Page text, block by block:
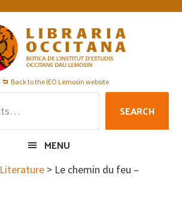
Back to the IEO Lemosin website
SEARCH
MENU
Literature > Le chemin du feu –